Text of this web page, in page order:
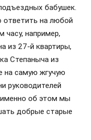
бабушек.
ответить на любой
часу, например,
из 27-й квартиры,
Степаныча из
на самую жгучую
руководителей
об этом мы
добрые старые